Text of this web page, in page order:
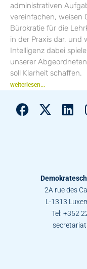
administrativen
vereinfachen, weisen
Bürokratie für die
in der Praxis dar, und
Intelligenz dabei
unserer
soll Klarheit schaffen.
weiterlesen...
2A rue des
L-1313
Tel: +352